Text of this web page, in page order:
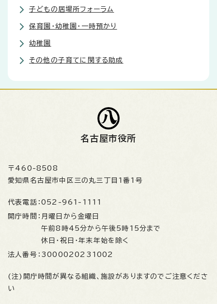
子どもの居場所フォーラム
保育園・幼稚園・一時預かり
幼稚園
その他の子育てに関する助成
名古屋市役所
〒460-8508
愛知県名古屋市中区三の丸三丁目1番1号
代表電話： 052-961-1111
開庁時間： 月曜日から金曜日
午前8時45分から午後5時15分まで
休日・祝日・年末年始を除く
法人番号： 3000020231002
(注)開庁時間が異なる組織、施設がありますのでご注意くださ
い